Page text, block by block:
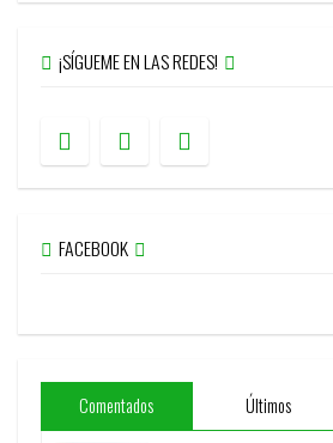
¡SÍGUEME EN LAS REDES!
FACEBOOK
Comentados Últimos